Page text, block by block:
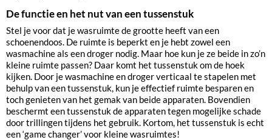
De functie en het nut van een tussenstuk
Stel je voor dat je wasruimte de grootte heeft van een
schoenendoos. De ruimte is beperkt en je hebt zowel een
wasmachine als een droger nodig. Maar hoe kun je ze beide in zo’n
kleine ruimte passen? Daar komt het tussenstuk om de hoek
kijken. Door je wasmachine en droger verticaal te stapelen met
behulp van een tussenstuk, kun je effectief ruimte besparen en
toch genieten van het gemak van beide apparaten. Bovendien
beschermt een tussenstuk de apparaten tegen mogelijke schade
door trillingen tijdens het gebruik. Kortom, het tussenstuk is echt
een ‘game changer’ voor kleine wasruimtes!